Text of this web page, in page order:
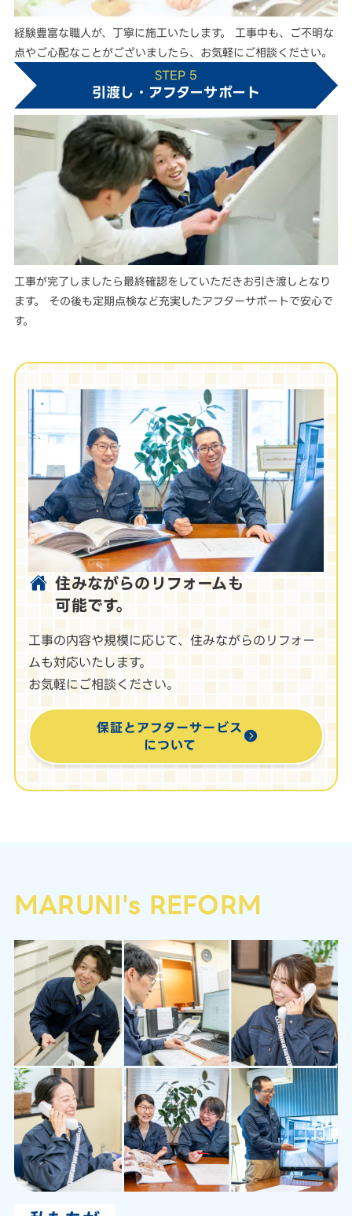
経験豊富な職人が、丁寧に施工いたします。 工事中も、ご不明な
点やご心配なことがございましたら、お気軽にご相談ください。
STEP 5
引渡し・アフターサポート
工事が完了しましたら最終確認をしていただきお引き渡しとなり
ます。 その後も定期点検など充実したアフターサポートで安心で
す。
住みながらのリフォームも
可能です。
工事の内容や規模に応じて、住みながらのリフォー
ムも対応いたします。
お気軽にご相談ください。
保証とアフターサービス
について
MARUNI's REFORM